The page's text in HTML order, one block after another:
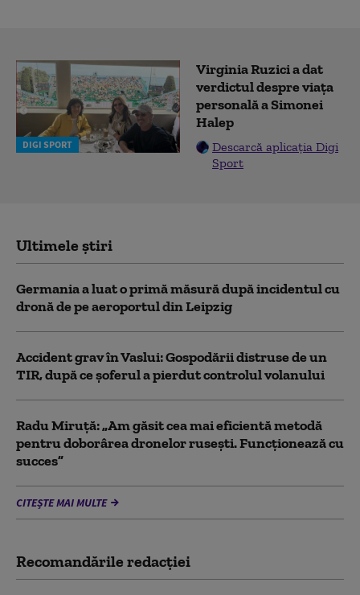
DIGI SPORT
Virginia Ruzici a dat
verdictul despre viața
personală a Simonei
Halep
Descarcă aplicația Digi
Sport
Ultimele știri
Germania a luat o primă măsură după incidentul cu
dronă de pe aeroportul din Leipzig
Accident grav în Vaslui: Gospodării distruse de un
TIR, după ce șoferul a pierdut controlul volanului
Radu Miruță: „Am găsit cea mai eficientă metodă
pentru doborârea dronelor rusești. Funcționează cu
succes”
CITEȘTE MAI MULTE
Recomandările redacţiei